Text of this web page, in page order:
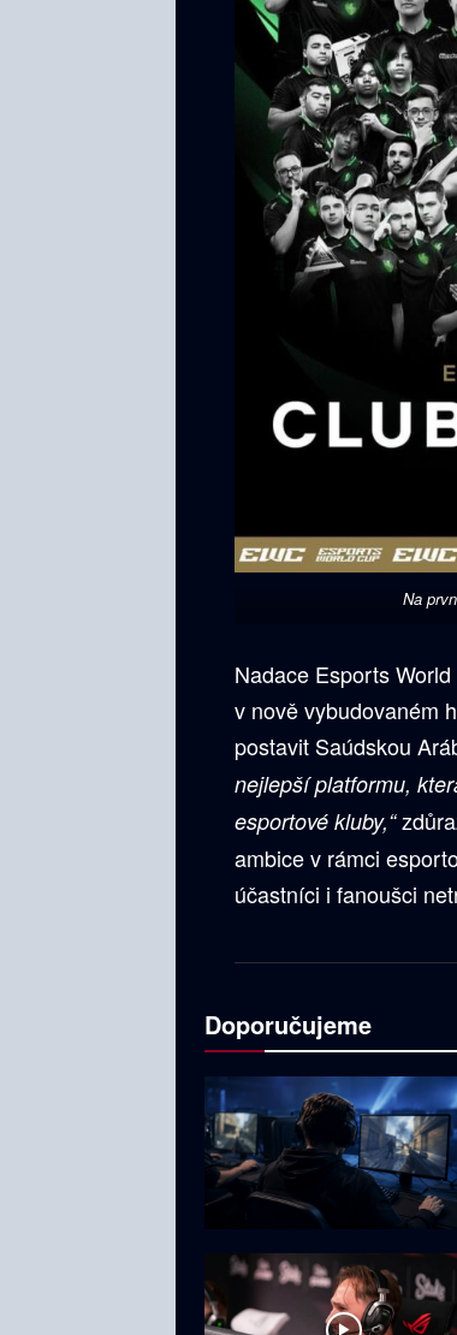
Na
Nadace Esports
v nově vybudovaném
postavit Saúdskou
nejlepší platformu,
esportové kluby,“
ambice v rámci
účastníci i fanoušci
Doporučujeme